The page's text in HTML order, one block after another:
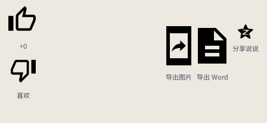
+0
喜欢
导出图片 导出 Word
分享说说